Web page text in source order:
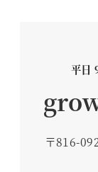
平日
〒816-